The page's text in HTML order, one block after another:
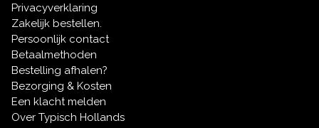
Asbakken
Geschenk-verpakkingen
Fotolijstjes
Delfts blauwe vazen
Delfts blauwe schalen
Delfts blauwe Peper en Zoutstellen
Delfts blauwe servetten
Privacyverklaring
Zakelijk bestellen.
Persoonlijk contact
Betaalmethoden
Bestelling afhalen?
Bezorging & Kosten
Een klacht melden
Over Typisch Hollands